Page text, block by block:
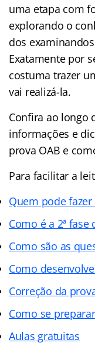
uma etapa com
explorando o
dos
Exatamente por
costuma trazer
vai realizá-la.
Confira ao longo
informações e
prova OAB e
Para facilitar a
Quem pode fazer
Como é a 2ª fase
Como são as
Como
Correção da
Como se
Aulas gratuitas